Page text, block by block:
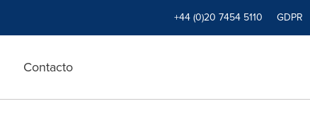
+44 (0)20 7454 5110 GDPR
Contacto